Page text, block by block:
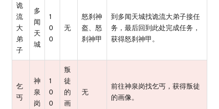
诡
流
大
弟
子
多
闻
天
城
1
0
0
无
怒刹神
盔、怒
刹神甲
到多闻天城找诡流大弟子接任
务，最后回到此处完成任务，
获得怒刹神甲。
乞
丐
神
泉
岗
1
0
0
叛
徒
的
画
无
前往神泉岗找乞丐，获得叛徒
的画像。